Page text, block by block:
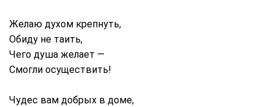
Желаю духом крепнуть,
Обиду не таить,
Чего душа желает —
Смогли осуществить!
Чудес вам добрых в доме,